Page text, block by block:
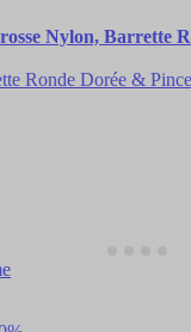
Nylon, Barrette
Ronde Dorée &